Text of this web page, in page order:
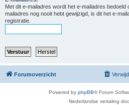
Met dit e-mailadres wordt het e-mailadres bedoeld
mailadres nog nooit hebt gewijzigd, is dit het e-
registratie.
Forumoverzicht
Powered by phpBB® Forum
Nederlandse vertaling